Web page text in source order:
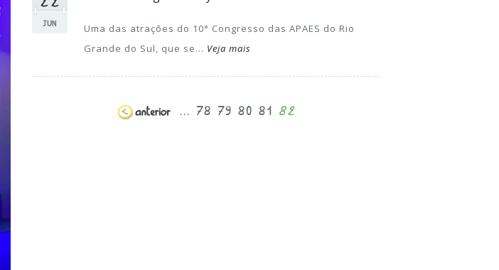
JUN
Uma das atrações do 10° Congresso das APAES do Rio
Grande do Sul, que se... Veja mais
... 78 79 80 81 82